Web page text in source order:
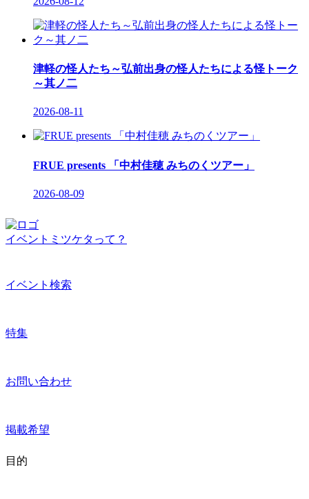
津軽の怪人たち～弘前出身の怪人たちによる怪トーク
～其ノ二
2026-08-11
FRUE presents 「中村佳穂 みちのくツアー」
2026-08-09
イベントミツケタって？
イベント検索
特集
お問い合わせ
掲載希望
目的